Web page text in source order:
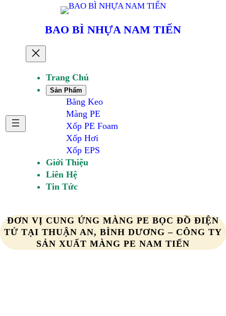
BAO BÌ NHỰA NAM TIẾN
Trang Chủ
Sản Phẩm
Băng Keo
Màng PE
Xốp PE Foam
Xốp Hơi
Xốp EPS
Giới Thiệu
Liên Hệ
Tin Tức
ĐƠN VỊ CUNG ỨNG MÀNG PE BỌC ĐỒ ĐIỆN
TỬ TẠI THUẬN AN, BÌNH DƯƠNG – CÔNG TY
SẢN XUẤT MÀNG PE NAM TIẾN